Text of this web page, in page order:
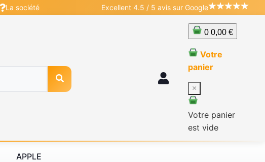
La société Excellent 4.5 / 5 avis sur Google
0 0,00 €
Votre
panier
×
Votre panier
est vide
APPLE